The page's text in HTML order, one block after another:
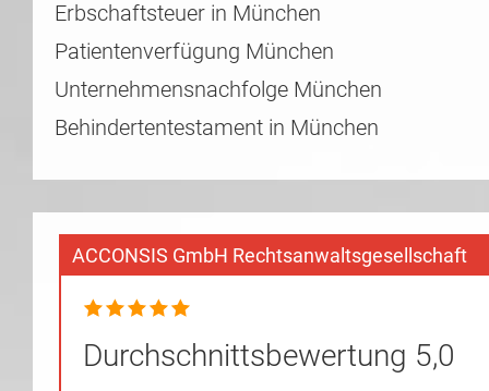
Erbschaftsteuer in München
Patientenverfügung München
Unternehmensnachfolge München
Behindertentestament in München
ACCONSIS GmbH Rechtsanwaltsgesellschaft
Durchschnittsbewertung 5,0